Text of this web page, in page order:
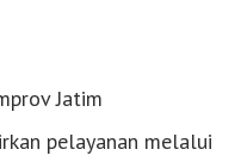
Jatim
pelayanan melalui